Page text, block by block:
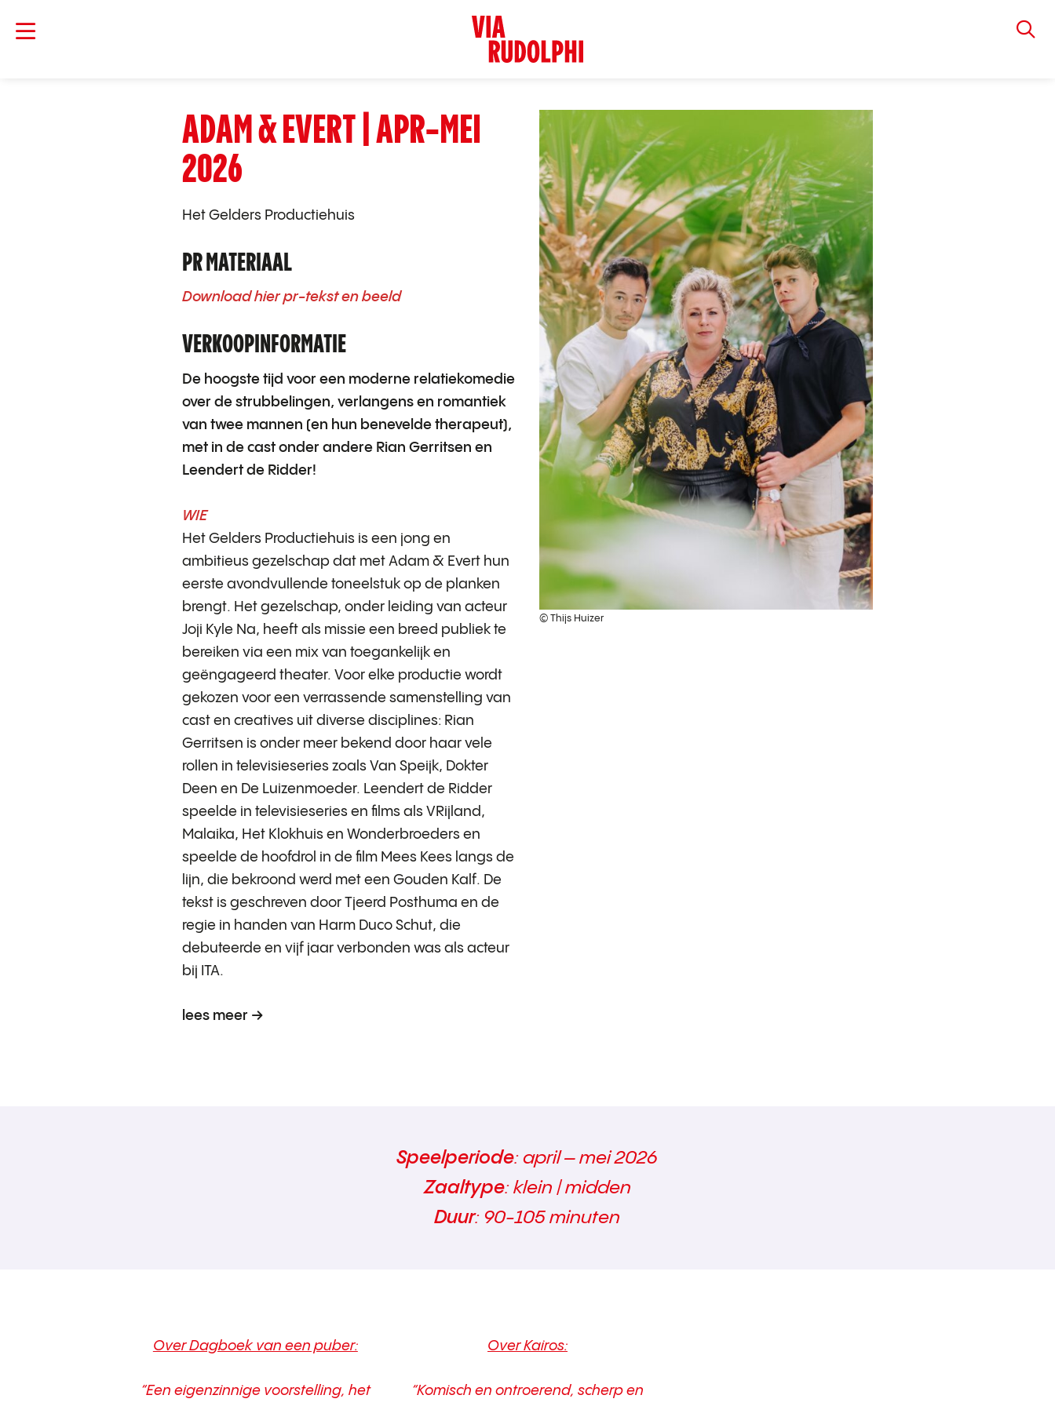
© Thijs Huizer
ADAM & EVERT | APR-MEI
2026
Het Gelders Productiehuis
PR MATERIAAL
Download hier pr-tekst en beeld
VERKOOPINFORMATIE
De hoogste tijd voor een moderne relatiekomedie
over de strubbelingen, verlangens en romantiek
van twee mannen (en hun benevelde therapeut),
met in de cast onder andere Rian Gerritsen en
Leendert de Ridder!
WIE
Het Gelders Productiehuis is een jong en
ambitieus gezelschap dat met Adam & Evert hun
eerste avondvullende toneelstuk op de planken
brengt. Het gezelschap, onder leiding van acteur
Joji Kyle Na, heeft als missie een breed publiek te
bereiken via een mix van toegankelijk en
geëngageerd theater. Voor elke productie wordt
gekozen voor een verrassende samenstelling van
cast en creatives uit diverse disciplines: Rian
Gerritsen is onder meer bekend door haar vele
rollen in televisieseries zoals Van Speijk, Dokter
Deen en De Luizenmoeder. Leendert de Ridder
speelde in televisieseries en films als VRijland,
Malaika, Het Klokhuis en Wonderbroeders en
speelde de hoofdrol in de film Mees Kees langs de
lijn, die bekroond werd met een Gouden Kalf. De
tekst is geschreven door Tjeerd Posthuma en de
regie in handen van Harm Duco Schut, die
debuteerde en vijf jaar verbonden was als acteur
bij ITA.
lees meer
Speelperiode: april – mei 2026
Zaaltype: klein | midden
Duur: 90-105 minuten
Over Dagboek van een puber:
“Een eigenzinnige voorstelling, het
Over Kairos:
“Komisch en ontroerend, scherp en